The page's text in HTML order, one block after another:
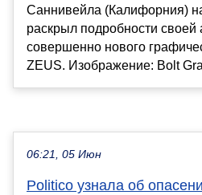
Саннивейла (Калифорния)
раскрыл подробности своей
совершенно нового
ZEUS. Изображение: Bolt
06:21, 05 Июн
Politico узнала об